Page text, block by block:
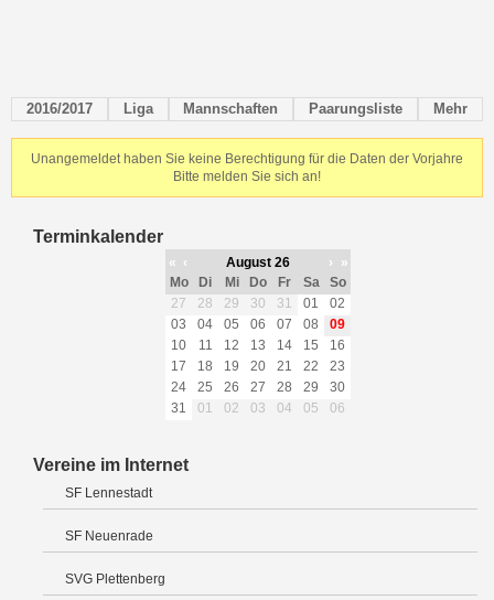
2016/2017 Liga Mannschaften Paarungsliste Mehr
Unangemeldet haben Sie keine Berechtigung für die Daten der Vorjahre
Bitte melden Sie sich an!
Terminkalender
« ‹ August 26 ›
»
Mo
Di Mi Do Fr Sa
So
27
28 29 30 31 01
02
03
04 05 06 07 08
09
10
11 12 13 14 15
16
17
18 19 20 21 22
23
24
25 26 27 28 29
30
31
01 02 03 04 05 06
Vereine im Internet
SF Lennestadt
SF Neuenrade
SVG Plettenberg